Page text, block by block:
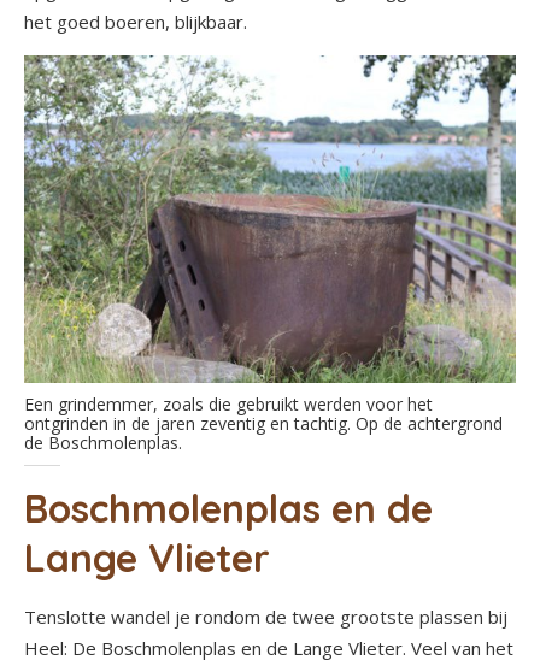
het goed boeren, blijkbaar.
Een grindemmer, zoals die gebruikt werden voor het
ontgrinden in de jaren zeventig en tachtig. Op de achtergrond
de Boschmolenplas.
Boschmolenplas en de
Lange Vlieter
Tenslotte wandel je rondom de twee grootste plassen bij
Heel: De Boschmolenplas en de Lange Vlieter. Veel van het